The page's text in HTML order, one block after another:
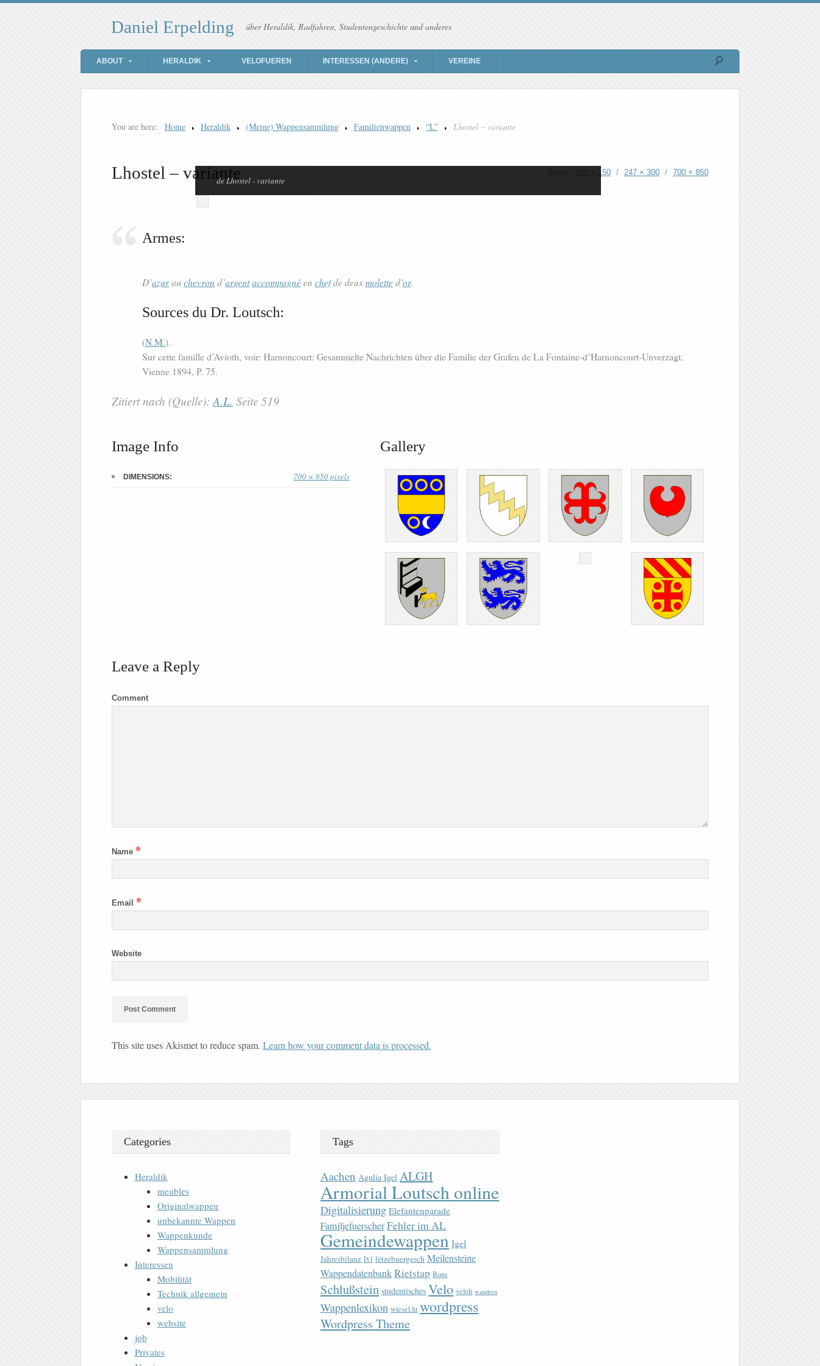
Daniel Erpelding über Heraldik, Radfahren, Studentengeschichte und anderes
ABOUT HERALDIK VELOFUEREN INTERESSEN (ANDERE) VEREINE
You are here: Home Heraldik (Meine) Wappensammlung Familienwappen “L” Lhostel – variante
Lhostel – variante 150 × 150 / 247 × 300 / 700 × 850
de Lhostel - variante
Armes:
D’azurau chevron d’argentaccompagnéen chefde deuxmoletted’or.
Sources du Dr. Loutsch:
(N.M.).
Sur cette famille d’Avioth, voir: Harnoncourt: Gesammelte Nachrichten über die Familie der Grafen de La Fontaine-d’Harnoncourt-Unverzagt,
Vienne 1894, P. 75.
Zitiert nach (Quelle):A.L. Seite 519
Image Info
DIMENSIONS: 700 × 850 pixels
Gallery
Leave a Reply
Comment
Name *
Email *
Website
This site uses Akismet to reduce spam. Learn how your comment data is processed.
Categories
Heraldik
meubles
Originalwappen
unbekannte Wappen
Wappenkunde
Wappensammlung
Interessen
Mobilität
Technik allgemein
velo
website
job
Privates
Tags
Aachen Agulia Igel ALGH
Armorial Loutsch online
Digitalisierung Elefantenparade
FamiljefuerscherFehler im AL
Gemeindewappen Igel
Jahresbilanz lvi lëtzebuergesch Meilensteine
WappendatenbankRietstap Rom
Schlußstein studentisches Velo veloh wandern
Wappenlexikon wiesel.lu wordpress
Wordpress Theme